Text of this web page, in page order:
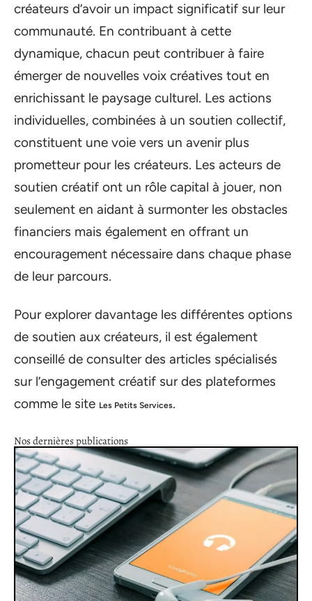
créateurs d’avoir un impact significatif sur leur
communauté. En contribuant à cette
dynamique, chacun peut contribuer à faire
émerger de nouvelles voix créatives tout en
enrichissant le paysage culturel. Les actions
individuelles, combinées à un soutien collectif,
constituent une voie vers un avenir plus
prometteur pour les créateurs. Les acteurs de
soutien créatif ont un rôle capital à jouer, non
seulement en aidant à surmonter les obstacles
financiers mais également en offrant un
encouragement nécessaire dans chaque phase
de leur parcours.
Pour explorer davantage les différentes options
de soutien aux créateurs, il est également
conseillé de consulter des articles spécialisés
sur l’engagement créatif sur des plateformes
comme le site Les Petits Services.
Nos dernières publications